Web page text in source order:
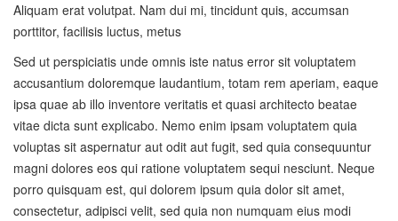
Aliquam erat volutpat. Nam dui mi, tincidunt quis, accumsan
porttitor, facilisis luctus, metus
Sed ut perspiciatis unde omnis iste natus error sit voluptatem
accusantium doloremque laudantium, totam rem aperiam, eaque
ipsa quae ab illo inventore veritatis et quasi architecto beatae
vitae dicta sunt explicabo. Nemo enim ipsam voluptatem quia
voluptas sit aspernatur aut odit aut fugit, sed quia consequuntur
magni dolores eos qui ratione voluptatem sequi nesciunt. Neque
porro quisquam est, qui dolorem ipsum quia dolor sit amet,
consectetur, adipisci velit, sed quia non numquam eius modi